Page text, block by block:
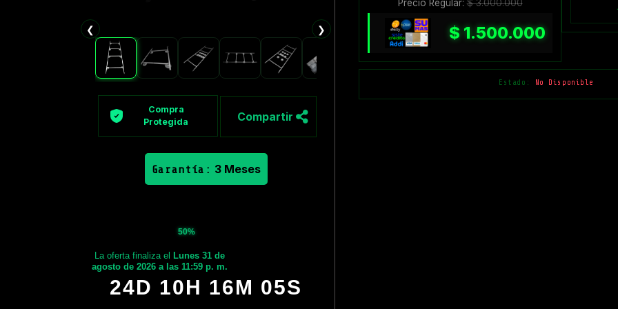
❮ ❯
Compra
Protegida
Compartir
Garantía: 3 Meses
50%
La oferta finaliza elLunes 31 de
agosto de 2026 a las 11:59 p. m.
24D 10H 16M 04S
Precio Regular:$3.000.000
$ 1.500.000
Estado: No Disponible